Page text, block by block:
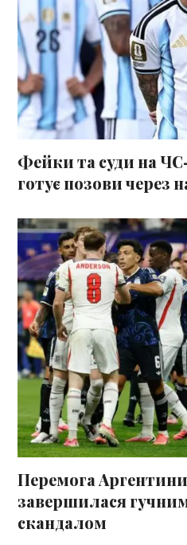
Фейки та суди на
готує позови через
Перемога
завершилася
скандалом